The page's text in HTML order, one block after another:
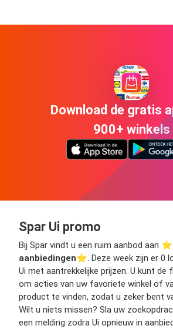
Download de gratis
900+ winkels
Spar Ui promo
Bij Spar vindt u een ruim aanbod aan ⭐️
aanbiedingen⭐️. Deze week zijn er 0
Ui met aantrekkelijke prijzen. U kunt de
om acties van uw favoriete winkel of
product te vinden, zodat u zeker bent
Wilt u niets missen? Sla uw
een melding zodra Ui opnieuw in